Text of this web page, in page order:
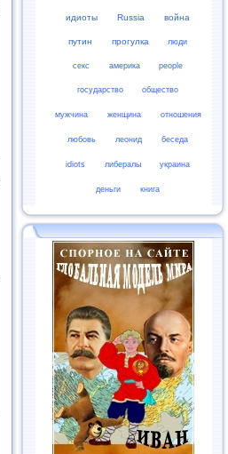
идиоты Russia война
путин прогулка люди
секс америка people
государство общество
мужчина женщина отношения
любовь леонид беседа
idiots либералы украина
деньги книга